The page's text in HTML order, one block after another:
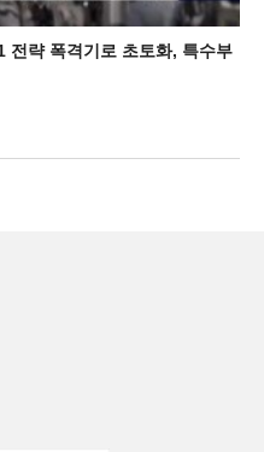
전략 폭격기로 초토화, 특수부